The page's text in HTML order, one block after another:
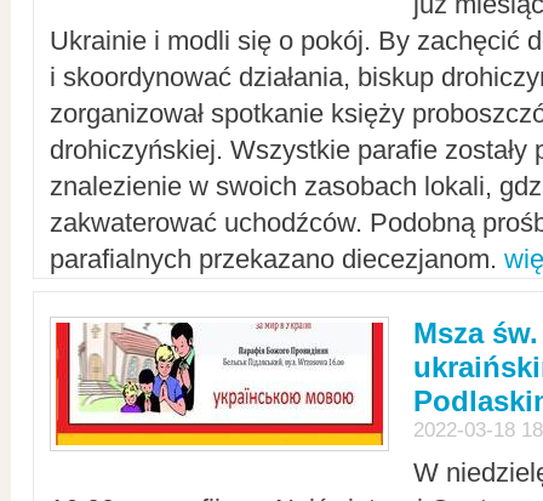
Ukrainie i modli się o pokój. By zachęcić
i skoordynować działania, biskup
zorganizował spotkanie księży
drohiczyńskiej. Wszystkie parafie zostały
znalezienie w swoich zasobach lokali,
zakwaterować uchodźców. Podobną
parafialnych przekazano diecezjanom.
Msza
2022-03-18
W